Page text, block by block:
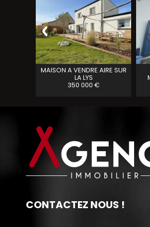
MAISON A VENDRE AIRE SUR
LA LYS
350 000 €
CONTACTEZ NOUS !